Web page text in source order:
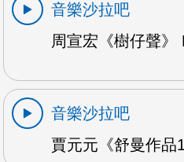
音樂沙拉吧
周宣宏《樹仔聲》
音樂沙拉吧
賈元元《舒曼作品